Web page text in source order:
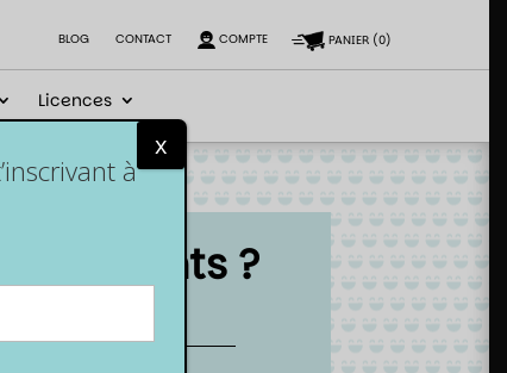
BLOG CONTACT COMPTE PANIER(0)
Licences
4 points ?
à
x